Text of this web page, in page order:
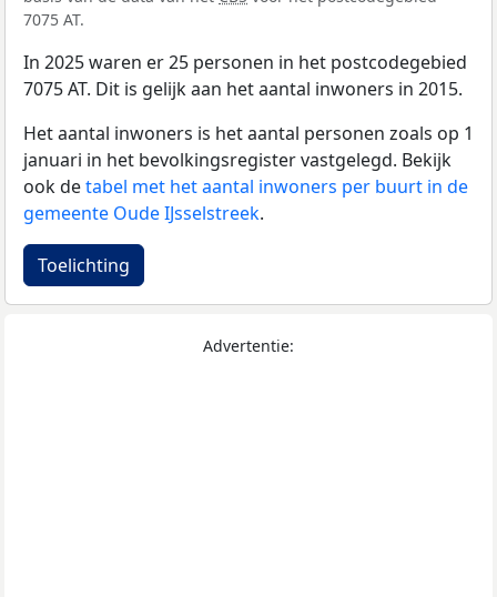
7075 AT.
In 2025 waren er 25 personen in het postcodegebied
7075 AT. Dit is gelijk aan het aantal inwoners in 2015.
Het aantal inwoners is het aantal personen zoals op 1
januari in het bevolkingsregister vastgelegd. Bekijk
ook detabel met het aantal inwoners per buurt in de
gemeente Oude IJsselstreek.
Toelichting
Advertentie: